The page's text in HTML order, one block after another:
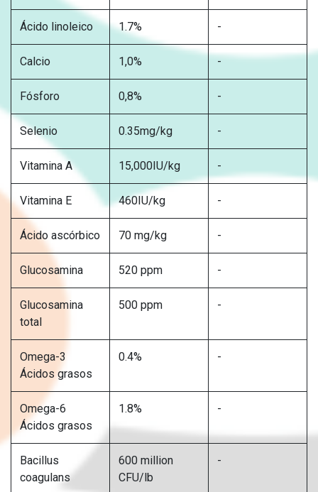
Ácido linoleico 1.7% -
Calcio 1,0% -
Fósforo 0,8% -
Selenio 0.35mg/kg -
Vitamina A 15,000IU/kg -
Vitamina E 460IU/kg -
Ácido ascórbico 70 mg/kg -
Glucosamina 520 ppm -
Glucosamina
total
500 ppm -
Omega-3
Ácidos grasos
0.4% -
Omega-6
Ácidos grasos
1.8% -
Bacillus
coagulans
600 million
CFU/lb
-